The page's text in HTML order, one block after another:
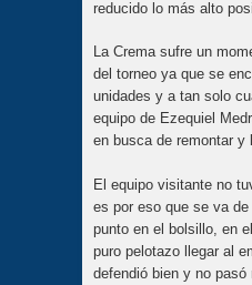
reducido lo más alto
La Crema sufre un
del torneo ya que se
unidades y a tan solo
equipo de Ezequiel
en busca de remontar y
El equipo visitante no
es por eso que se va
punto en el bolsillo, en
puro pelotazo llegar al
defendió bien y no pasó